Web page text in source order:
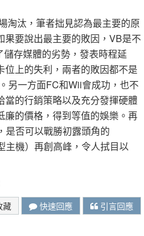
淘汰，筆者拙見認為最主要的原
果要說出最主要的敗因，VB是不
存媒體的劣勢，發表時程延
上的失利，兩者的敗因都不是
另一方面FC和Wii會成功，也不
當的行銷策略以及充分發揮硬體
廉的價格，得到等值的娛樂。再
是否可以戰勝初露頭角的
主機）再創高峰，令人拭目以
藏 快速回應 引言回應